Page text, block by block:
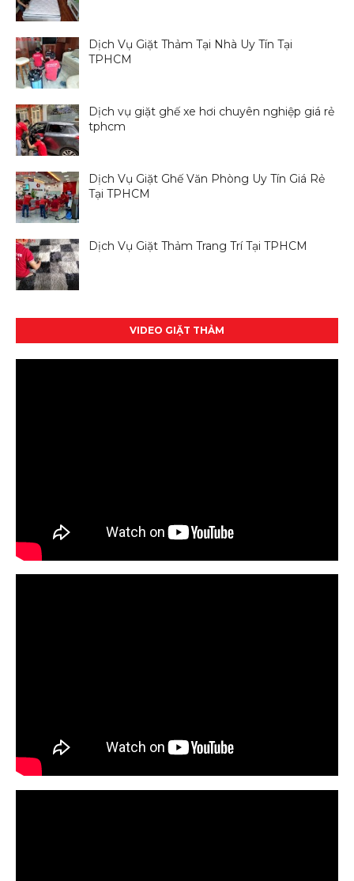
Dịch Vụ Giặt Thảm Tại Nhà Uy Tín Tại
TPHCM
Dịch vụ giặt ghế xe hơi chuyên nghiệp giá rẻ
tphcm
Dịch Vụ Giặt Ghế Văn Phòng Uy Tín Giá Rẻ
Tại TPHCM
Dịch Vụ Giặt Thảm Trang Trí Tại TPHCM
VIDEO GIẶT THẢM